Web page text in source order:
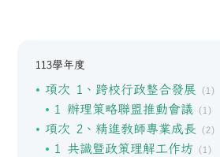
113學年度
項次 1、跨校行政整合發展 (1)
1 辦理策略聯盟推動會議(1)
項次 2、精進教師專業成長 (2)
1 共識暨政策理解工作坊 (1)